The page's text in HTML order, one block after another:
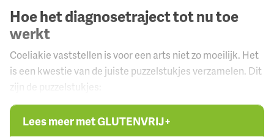
Hoe het diagnosetraject tot nu toe
werkt
Coeliakie vaststellen is voor een arts niet zo moeilijk. Het
is een kwestie van de juiste puzzelstukjes verzamelen. Dit
zijn de puzzelstukjes:
Lees meer met GLUTENVRIJ+